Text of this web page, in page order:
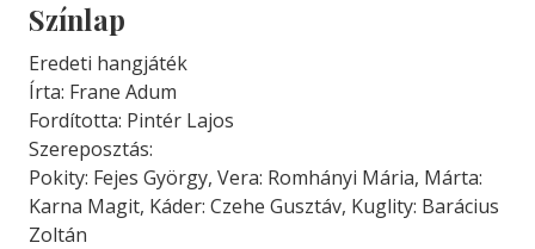
Színlap
Eredeti hangjáték
Írta: Frane Adum
Fordította: Pintér Lajos
Szereposztás:
Pokity: Fejes György, Vera: Romhányi Mária, Márta:
Karna Magit, Káder: Czehe Gusztáv, Kuglity: Barácius
Zoltán